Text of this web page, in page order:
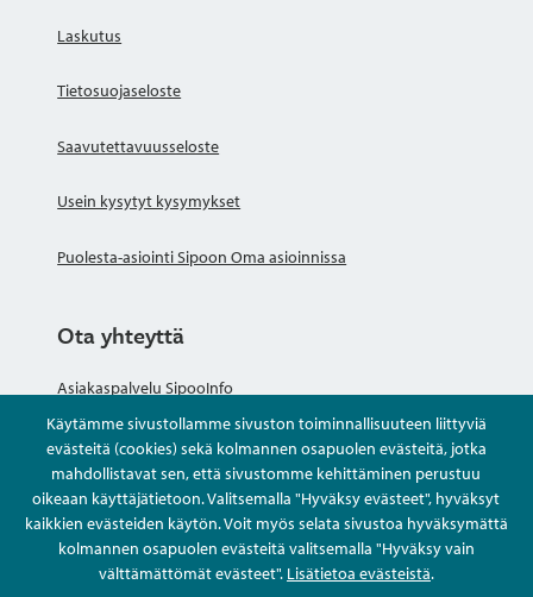
Käytämme sivustollamme sivuston toiminnallisuuteen liittyviä
evästeitä (cookies) sekä kolmannen osapuolen evästeitä, jotka
mahdollistavat sen, että sivustomme kehittäminen perustuu
oikeaan käyttäjätietoon. Valitsemalla "Hyväksy evästeet", hyväksyt
kaikkien evästeiden käytön. Voit myös selata sivustoa hyväksymättä
kolmannen osapuolen evästeitä valitsemalla "Hyväksy vain
välttämättömät evästeet". Lisätietoa evästeistä.
Laskutus
Tietosuojaseloste
Saavutettavuusseloste
Usein kysytyt kysymykset
Puolesta-asiointi Sipoon Oma asioinnissa
Ota yhteyttä
Asiakaspalvelu SipooInfo
Anna palautetta nimettömästi
Kysy tai asioi
Yhteystiedot